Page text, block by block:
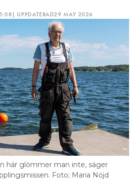
| UPPDATERAD29 MAY 2026
här glömmer man inte, säger
Foto; Maria Nöjd